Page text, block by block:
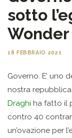
sotto
18 FEBBRAIO 2021
Governo. E’ uno
nostra
Draghi ha fatto il
contro 40
un’ovazione per